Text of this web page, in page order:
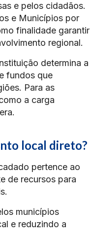
e pelos cidadãos.
e Municípios por
finalidade garantir
regional.
determina a
fundos que
Para as
a carga
local direto?
pertence ao
de recursos para
municípios
e reduzindo a